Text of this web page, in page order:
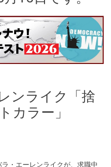
ンライク「捨
カラー」
・エーレンライクが、求職中